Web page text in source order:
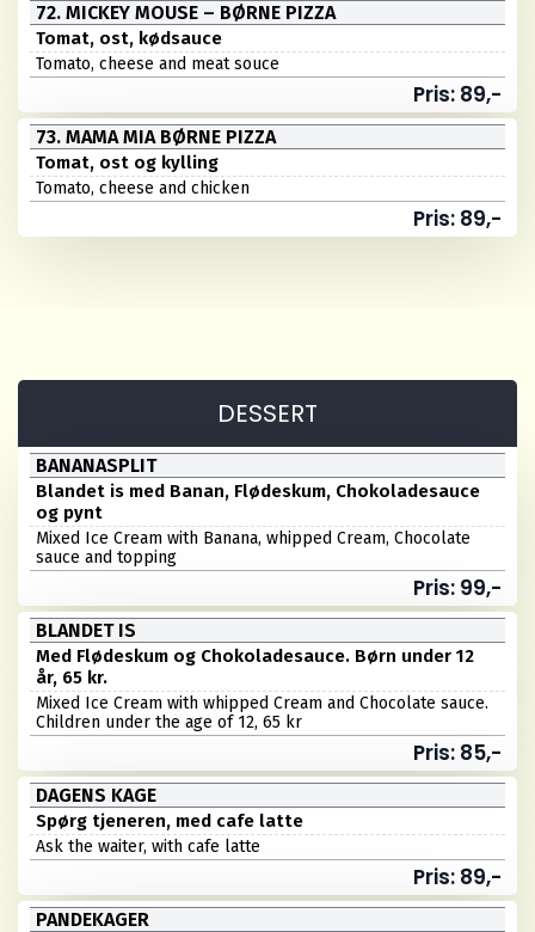
72. MICKEY MOUSE – BØRNE PIZZA
Tomat, ost, kødsauce
Tomato, cheese and meat souce
Pris: 89,-
73. MAMA MIA BØRNE PIZZA
Tomat, ost og kylling
Tomato, cheese and chicken
Pris: 89,-
DESSERT
BANANASPLIT
Blandet is med Banan, Flødeskum, Chokoladesauce
og pynt
Mixed Ice Cream with Banana, whipped Cream, Chocolate
sauce and topping
Pris: 99,-
BLANDET IS
Med Flødeskum og Chokoladesauce. Børn under 12
år, 65 kr.
Mixed Ice Cream with whipped Cream and Chocolate sauce.
Children under the age of 12, 65 kr
Pris: 85,-
DAGENS KAGE
Spørg tjeneren, med cafe latte
Ask the waiter, with cafe latte
Pris: 89,-
PANDEKAGER